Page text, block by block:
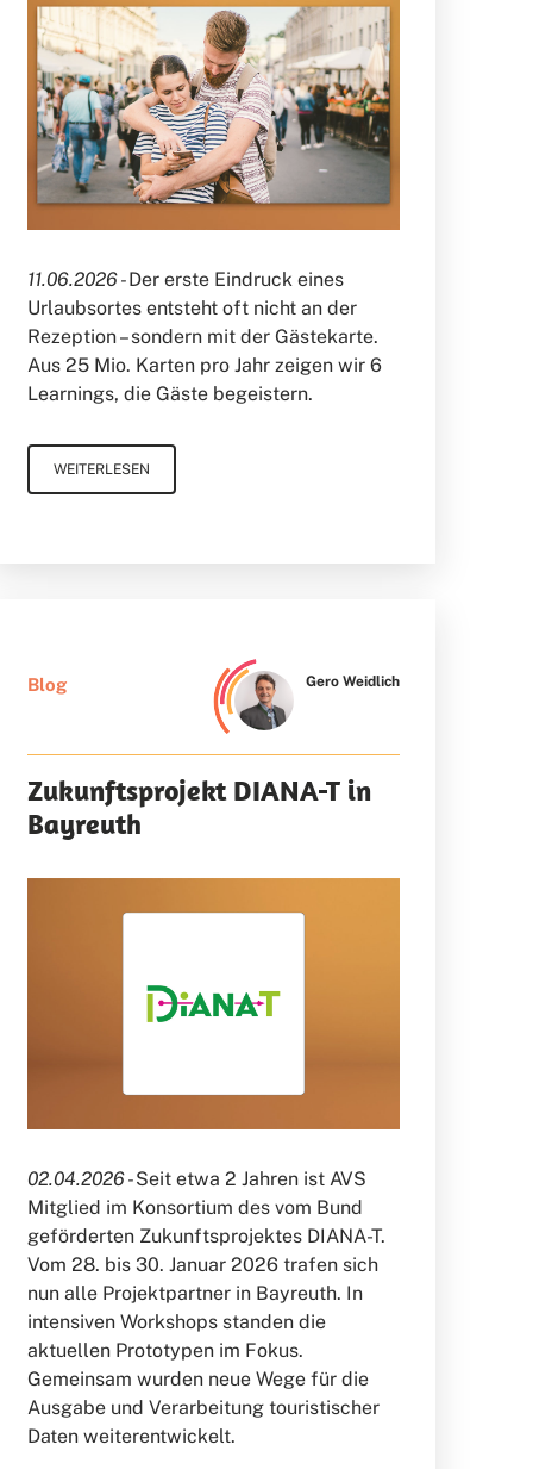
11.06.2026 -Der erste Eindruck eines
Urlaubsortes entsteht oft nicht an der
Rezeption – sondern mit der Gästekarte.
Aus 25 Mio. Karten pro Jahr zeigen wir 6
Learnings, die Gäste begeistern.
WEITERLESEN
Blog Gero Weidlich
Zukunftsprojekt DIANA-T in
Bayreuth
02.04.2026 -Seit etwa 2 Jahren ist AVS
Mitglied im Konsortium des vom Bund
geförderten Zukunftsprojektes DIANA-T.
Vom 28. bis 30. Januar 2026 trafen sich
nun alle Projektpartner in Bayreuth. In
intensiven Workshops standen die
aktuellen Prototypen im Fokus.
Gemeinsam wurden neue Wege für die
Ausgabe und Verarbeitung touristischer
Daten weiterentwickelt.